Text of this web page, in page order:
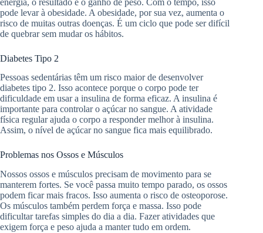
pode levar à obesidade. A obesidade, por sua vez, aumenta o
risco de muitas outras doenças. É um ciclo que pode ser difícil
de quebrar sem mudar os hábitos.
Diabetes Tipo 2
Pessoas sedentárias têm um risco maior de desenvolver
diabetes tipo 2. Isso acontece porque o corpo pode ter
dificuldade em usar a insulina de forma eficaz. A insulina é
importante para controlar o açúcar no sangue. A atividade
física regular ajuda o corpo a responder melhor à insulina.
Assim, o nível de açúcar no sangue fica mais equilibrado.
Problemas nos Ossos e Músculos
Nossos ossos e músculos precisam de movimento para se
manterem fortes. Se você passa muito tempo parado, os ossos
podem ficar mais fracos. Isso aumenta o risco de osteoporose.
Os músculos também perdem força e massa. Isso pode
dificultar tarefas simples do dia a dia. Fazer atividades que
exigem força e peso ajuda a manter tudo em ordem.